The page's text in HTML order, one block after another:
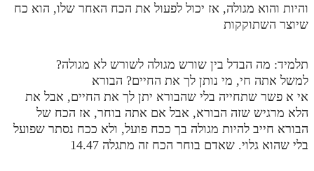
והיות והוא מגולה, אז יכול לפעול את הכח האחר שלו, הוא כח
שיוצר השתוקקות
תלמיד: מה הבדל בין שורש מגולה לשורש לא מגולה?
למשל אתה חי, מי נותן לך את החיים? הבורא
אי א פשר שתחייה בלי שהבורא יתן לך את החיים, אבל את
הלא מרגיש שזה הבורא, אבל אם אתה בוחר, אז הכח של
הבורא חייב להיות מגולה בך ככח פועל, ולא ככח נסתר שפועל
בלי שהוא גלוי. שאדם בוחר הכח זה מתגלה 14.47